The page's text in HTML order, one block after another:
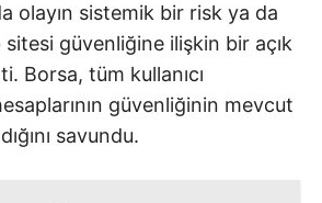
olayın sistemik bir risk ya da
güvenliğine ilişkin bir açık
Borsa, tüm kullanıcı
güvenliğinin mevcut
savundu.